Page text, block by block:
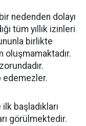
nedenden dolayı
tüm yıllık izinleri
birlikte
oluşmamaktadır.
edemezler.
başladıkları
görülmektedir.